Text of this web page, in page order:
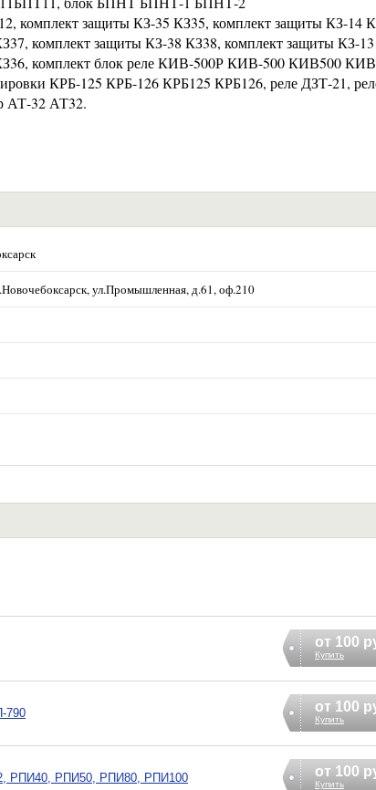
комплект защиты КЗ-35 КЗ35, комплект защиты КЗ-14
комплект защиты КЗ-38 КЗ38, комплект защиты КЗ-
комплект блок реле КИВ-500Р КИВ-500 КИВ500
КРБ-125 КРБ-126 КРБ125 КРБ126, реле ДЗТ-21,
АТ-32 АТ32.
ул.Промышленная, д.61, оф.210
от 100
Купить
790 от 100
Купить
РПИ40, РПИ50, РПИ80, РПИ100 от 100
Купить